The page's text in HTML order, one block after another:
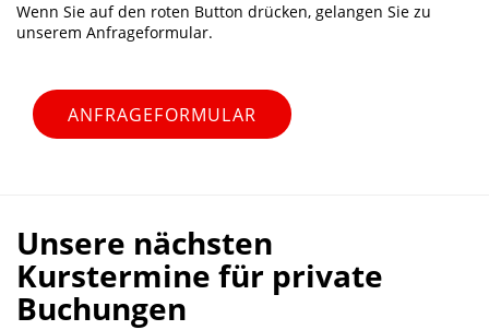
Wenn Sie auf den roten Button drücken, gelangen Sie zu
unserem Anfrageformular.
ANFRAGEFORMULAR
Unsere nächsten
Kurstermine für private
Buchungen